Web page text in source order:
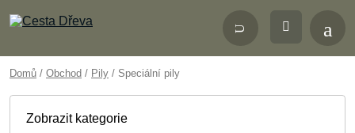
Domů / Obchod / Pily / Speciální pily
Zobrazitkategorie